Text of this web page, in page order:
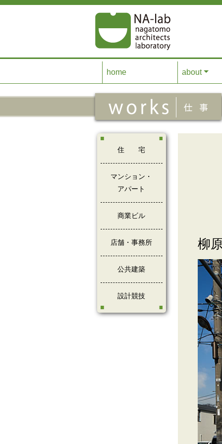
home
about
住宅
マンション・
アパート
商業ビル
店舗・事務所
公共建築
設計競技
柳